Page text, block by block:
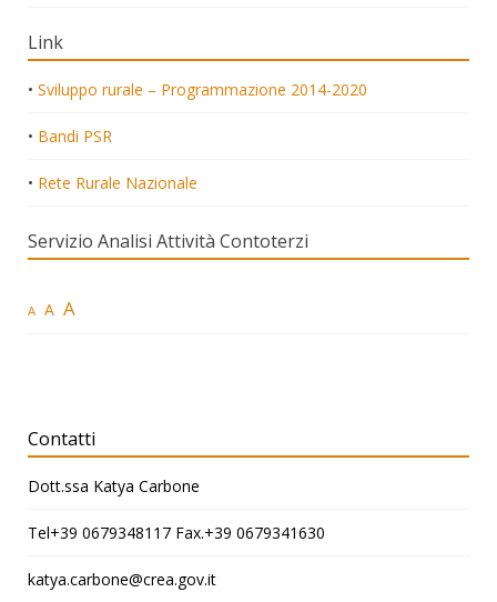
Link
• Sviluppo rurale – Programmazione 2014-2020
• Bandi PSR
• Rete Rurale Nazionale
Servizio Analisi Attività Contoterzi
A A A
Contatti
Dott.ssa Katya Carbone
Tel+39 0679348117 Fax.+39 0679341630
katya.carbone@crea.gov.it